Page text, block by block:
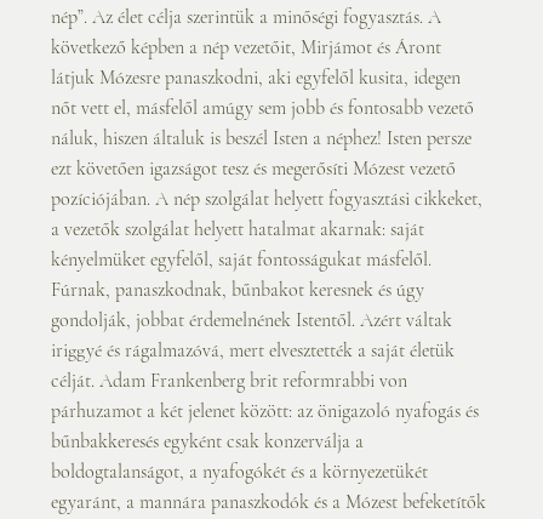
nép”. Az élet célja szerintük a minőségi fogyasztás. A
következő képben a nép vezetőit, Mirjámot és Áront
látjuk Mózesre panaszkodni, aki egyfelől kusita, idegen
nőt vett el, másfelől amúgy sem jobb és fontosabb vezető
náluk, hiszen általuk is beszél Isten a néphez! Isten persze
ezt követően igazságot tesz és megerősíti Mózest vezető
pozíciójában. A nép szolgálat helyett fogyasztási cikkeket,
a vezetők szolgálat helyett hatalmat akarnak: saját
kényelmüket egyfelől, saját fontosságukat másfelől.
Fúrnak, panaszkodnak, bűnbakot keresnek és úgy
gondolják, jobbat érdemelnének Istentől. Azért váltak
iriggyé és rágalmazóvá, mert elvesztették a saját életük
célját. Adam Frankenberg brit reformrabbi von
párhuzamot a két jelenet között: az önigazoló nyafogás és
bűnbakkeresés egyként csak konzerválja a
boldogtalanságot, a nyafogókét és a környezetükét
egyaránt, a mannára panaszkodók és a Mózest befeketítők